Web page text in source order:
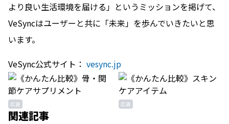
より良い生活環境を届ける」というミッションを掲げて、
VeSyncはユーザーと共に「未来」を歩んでいきたいと思
います。
VeSync公式サイト： vesync.jp
広告 広告
関連記事